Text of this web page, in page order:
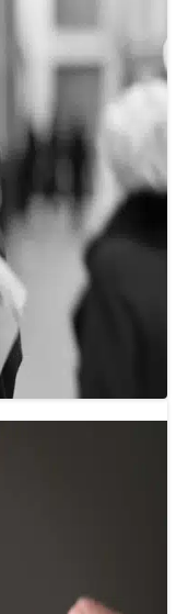
đọc báo khi
xúc…